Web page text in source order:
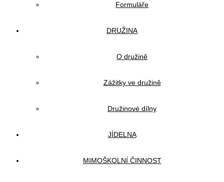
Formuláře
DRUŽINA
O družině
Zážitky ve družině
Družinové dílny
JÍDELNA
MIMOŠKOLNÍ ČINNOST